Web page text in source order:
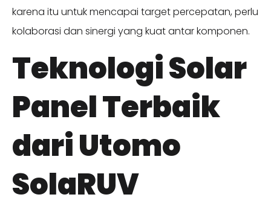
karena itu untuk mencapai target percepatan, perlu
kolaborasi dan sinergi yang kuat antar komponen.
Teknologi Solar
Panel Terbaik
dari Utomo
SolaRUV